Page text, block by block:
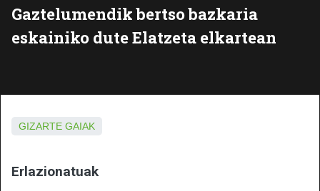
Gaztelumendik bertso bazkaria
eskainiko dute Elatzeta elkartean
GIZARTE GAIAK
Erlazionatuak